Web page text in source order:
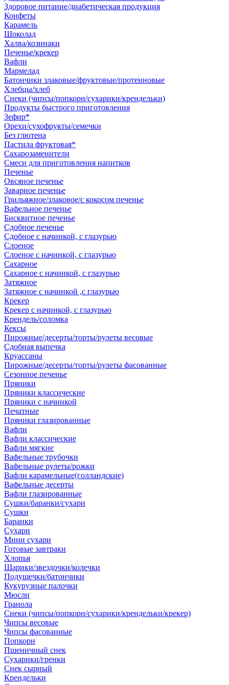
Здоровое питание/диабетическая продукция
Конфеты
Карамель
Шоколад
Халва/козинаки
Печенье/крекер
Вафли
Мармелад
Батончики злаковые/фруктовые/протеиновые
Хлебцы/хлеб
Снеки (чипсы/попкорн/сухарики/крендельки)
Продукты быстрого приготовления
Зефир*
Орехи/сухофрукты/семечки
Без глютена
Пастила фруктовая*
Сахарозаменители
Смеси для приготовления напитков
Печенье
Овсяное печенье
Заварное печенье
Грильяжное/злаковое/с кокосом печенье
Вафельное печенье
Бисквитное печенье
Сдобное печенье
Сдобное с начинкой, с глазурью
Слоеное
Слоеное с начинкой, с глазурью
Сахарное
Сахарное с начинкой, с глазурью
Затяжное
Затяжное с начинкой ,с глазурью
Крекер
Крекер с начинкой, с глазурью
Крендель/соломка
Кексы
Пирожные/десерты/торты/рулеты весовые
Сдобная выпечка
Круассаны
Пирожные/десерты/торты/рулеты фасованные
Сезонное печенье
Пряники
Пряники классические
Пряники с начинкой
Печатные
Пряники глазированные
Вафли
Вафли классические
Вафли мягкие
Вафельные трубочки
Вафельные рулеты/рожки
Вафли карамельные(голландские)
Вафельные десерты
Вафли глазированные
Сушки/баранки/сухари
Сушки
Баранки
Сухари
Мини сухари
Готовые завтраки
Хлопья
Шарики/звездочки/колечки
Подушечки/батончики
Кукурузные палочки
Мюсли
Гранола
Снеки (чипсы/попкорн/сухарики/крендельки/крекер)
Чипсы весовые
Чипсы фасованные
Попкорн
Пшеничный снек
Сухарики/гренки
Снек сырный
Крендельки